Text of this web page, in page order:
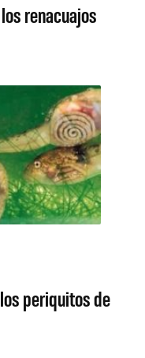
renacuajos
periquitos de